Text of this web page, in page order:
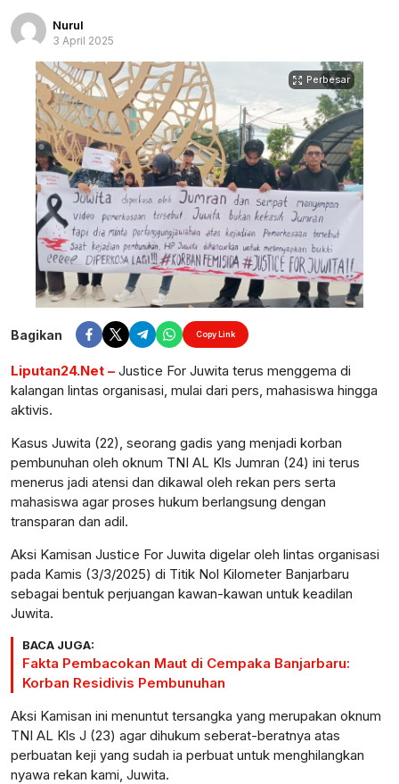
Nurul
3 April 2025
Perbesar
Bagikan Copy Link
Liputan24.Net – Justice For Juwita terus menggema di
kalangan lintas organisasi, mulai dari pers, mahasiswa hingga
aktivis.
Kasus Juwita (22), seorang gadis yang menjadi korban
pembunuhan oleh oknum TNI AL Kls Jumran (24) ini terus
menerus jadi atensi dan dikawal oleh rekan pers serta
mahasiswa agar proses hukum berlangsung dengan
transparan dan adil.
Aksi Kamisan Justice For Juwita digelar oleh lintas organisasi
pada Kamis (3/3/2025) di Titik Nol Kilometer Banjarbaru
sebagai bentuk perjuangan kawan-kawan untuk keadilan
Juwita.
BACA JUGA:
Fakta Pembacokan Maut di Cempaka Banjarbaru:
Korban Residivis Pembunuhan
Aksi Kamisan ini menuntut tersangka yang merupakan oknum
TNI AL Kls J (23) agar dihukum seberat-beratnya atas
perbuatan keji yang sudah ia perbuat untuk menghilangkan
nyawa rekan kami, Juwita.